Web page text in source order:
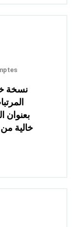
نسخة
خالية